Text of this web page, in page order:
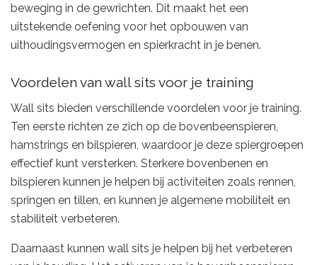
beweging in de gewrichten. Dit maakt het een
uitstekende oefening voor het opbouwen van
uithoudingsvermogen en spierkracht in je benen.
Voordelen van wall sits voor je training
Wall sits bieden verschillende voordelen voor je training.
Ten eerste richten ze zich op de bovenbeenspieren,
hamstrings en bilspieren, waardoor je deze spiergroepen
effectief kunt versterken. Sterkere bovenbenen en
bilspieren kunnen je helpen bij activiteiten zoals rennen,
springen en tillen, en kunnen je algemene mobiliteit en
stabiliteit verbeteren.
Daarnaast kunnen wall sits je helpen bij het verbeteren